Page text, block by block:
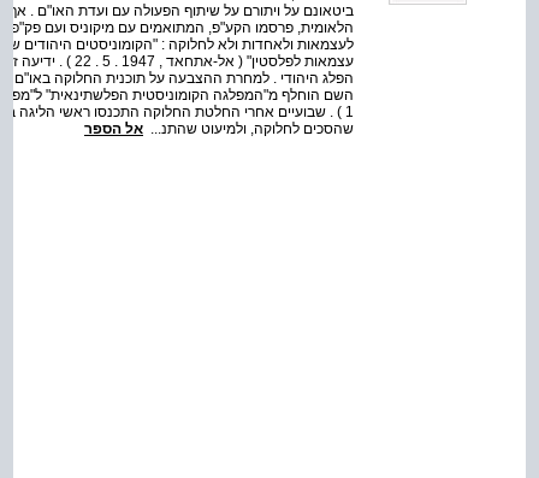
ביטאונם על ויתורם על שיתוף הפעולה עם ועדת האו"ם .
הלאומית, פרסמו הקע"פ, המתואמים עם מיקוניס ועם פק"פ,
לעצמאות ולאחדות ולא לחלוקה : "הקומוניסטים היהודים
עצמאות לפלסטין"
הפלג היהודי . למחרת ההצבעה על תוכנית החלוקה באו"ם
1 ) . שבועיים אחרי החלטת החלוקה התכנסו ראשי הליגה
שהסכים לחלוקה, ולמיעוט שהתנ... אל הספר